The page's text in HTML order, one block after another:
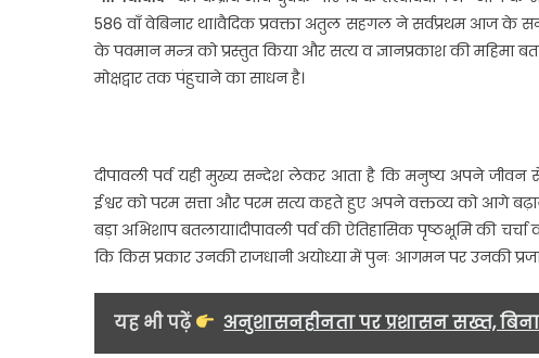
दूर
कर
ज्ञान
अतुल
586 वाँ वेबिनार था।वैदिक प्रवक्ता अतुल सहगल ने सर्वप्रथम आज के
के पवमान मन्त्र को प्रस्तुत किया और सत्य व ज्ञानप्रकाश की महिमा
मोक्षद्वार तक पंहुचाने का साधन है।
दीपावली पर्व यही मुख्य सन्देश लेकर आता है कि मनुष्य अपने जीवन
ईश्वर को परम सत्ता और परम सत्य कहते हुए अपने वक्तव्य को आगे
बड़ा अभिशाप बतलाया।दीपावली पर्व की ऐतिहासिक पृष्ठभूमि की
कि किस प्रकार उनकी राजधानी अयोध्या में पुनः आगमन पर उनकी
यह भी पढ़ें अनुशासनहीनता पर प्रशासन सख्त,